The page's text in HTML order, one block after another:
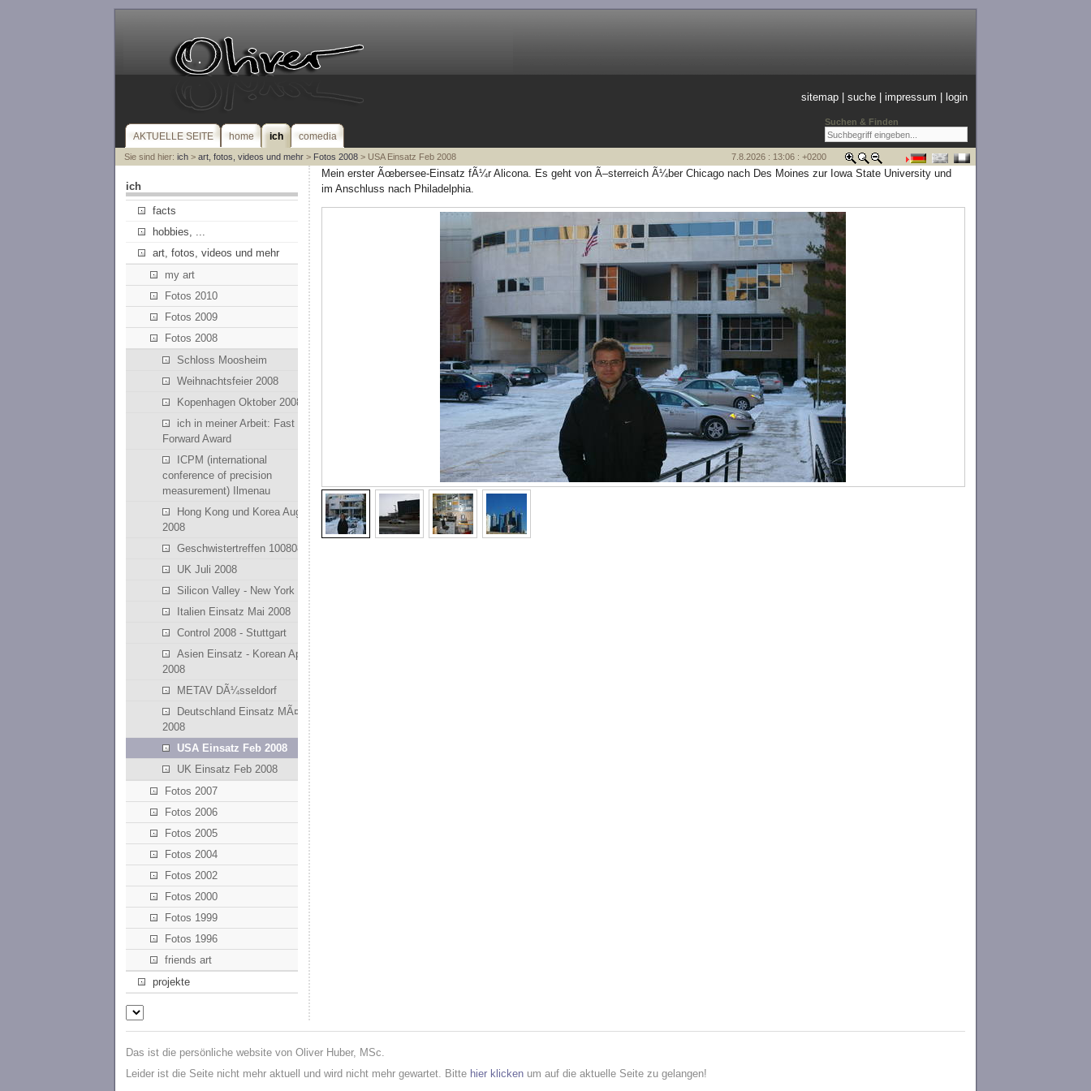
Suchen & Finden
sitemap |suche |impressum login
AKTUELLE SEITE home ich comedia
Sie sind hier: ich> art, fotos, videos und mehr> Fotos 2008> USA Einsatz Feb 2008 7.8.2026 : 13:06 : +0200
ich
facts
hobbies, ...
art, fotos, videos und mehr
my art
Fotos 2010
Fotos 2009
Fotos 2008
Schloss Moosheim
Weihnachtsfeier 2008
Kopenhagen Oktober 2008
ich in meiner Arbeit: Fast
Forward Award
ICPM (international
conference of precision
measurement) Ilmenau
Hong Kong und Korea August
2008
Geschwistertreffen 100808
UK Juli 2008
Silicon Valley - New York
Italien Einsatz Mai 2008
Control 2008 - Stuttgart
Asien Einsatz - Korean April
2008
METAV DÃ¼sseldorf
Deutschland Einsatz MÃ¤rz
2008
USA Einsatz Feb 2008
UK Einsatz Feb 2008
Fotos 2007
Fotos 2006
Fotos 2005
Fotos 2004
Fotos 2002
Fotos 2000
Fotos 1999
Fotos 1996
friends art
projekte
Mein erster Ãœbersee-Einsatz fÃ¼r Alicona. Es geht von Ã–sterreich Ã¼ber Chicago nach Des Moines zur Iowa State University und
im Anschluss nach Philadelphia.
Das ist die persönliche website von Oliver Huber, MSc.
Leider ist die Seite nicht mehr aktuell und wird nicht mehr gewartet. Bitte hier klicken um auf die aktuelle Seite zu gelangen!